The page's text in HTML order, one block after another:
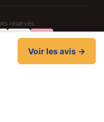
réservés.
légalesVoir les avis →